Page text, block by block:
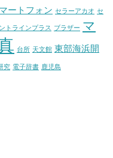
ートフォン セラーアカオ セ
トラインプラス ブラザー マ
台所 天文館 東部海浜開
究 電子辞書 鹿児島